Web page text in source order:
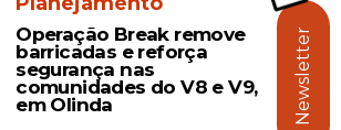
Operação Break remove
barricadas e reforça
segurança nas
comunidades do V8 e V9,
em Olinda
Newsletter